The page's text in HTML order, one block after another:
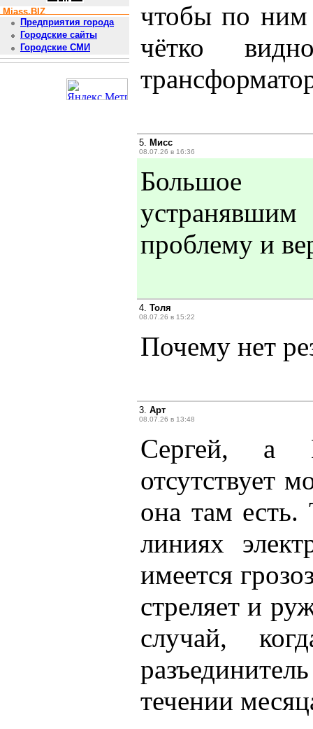
Miass.BIZ
Предприятия города
Городские сайты
Городские СМИ
чтобы по
чётко
5. Мисс
08.07.26 в 16:36
Большое
проблему и
4. Толя
08.07.26 в 15:22
Почему нет
3. Арт
08.07.26 в 13:48
Сергей, а
отсутствует
она там
линиях
имеется
стреляет и
случай,
течении